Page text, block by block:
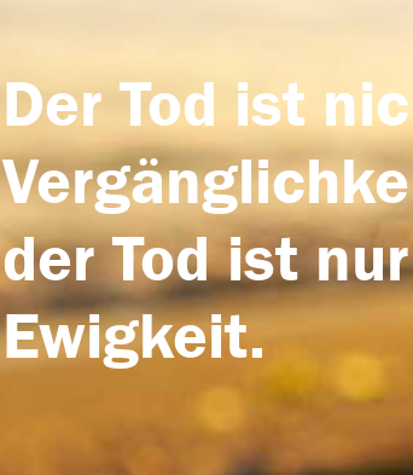
Der Tod ist
der Tod ist
Ewigkeit.